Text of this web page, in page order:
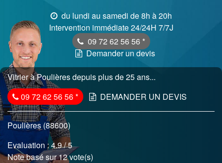
du lundi au samedi de 8h à 20h
Intervention immédiate 24/24H 7/7J
09 72 62 56 56 *
Demander un devis
Vitrier à Poulières depuis plus de 25 ans...
09 72 62 56 56* DEMANDER UN DEVIS
Poulières (88600)
Evaluation :4.9/ 5
Note basé sur 12 vote(s)